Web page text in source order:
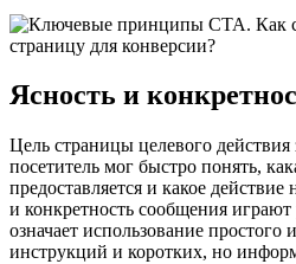
Ясность и
Цель страницы целевого
посетитель мог быстро понять,
предоставляется и какое
и конкретность сообщения
означает использование простого
инструкций и коротких, но